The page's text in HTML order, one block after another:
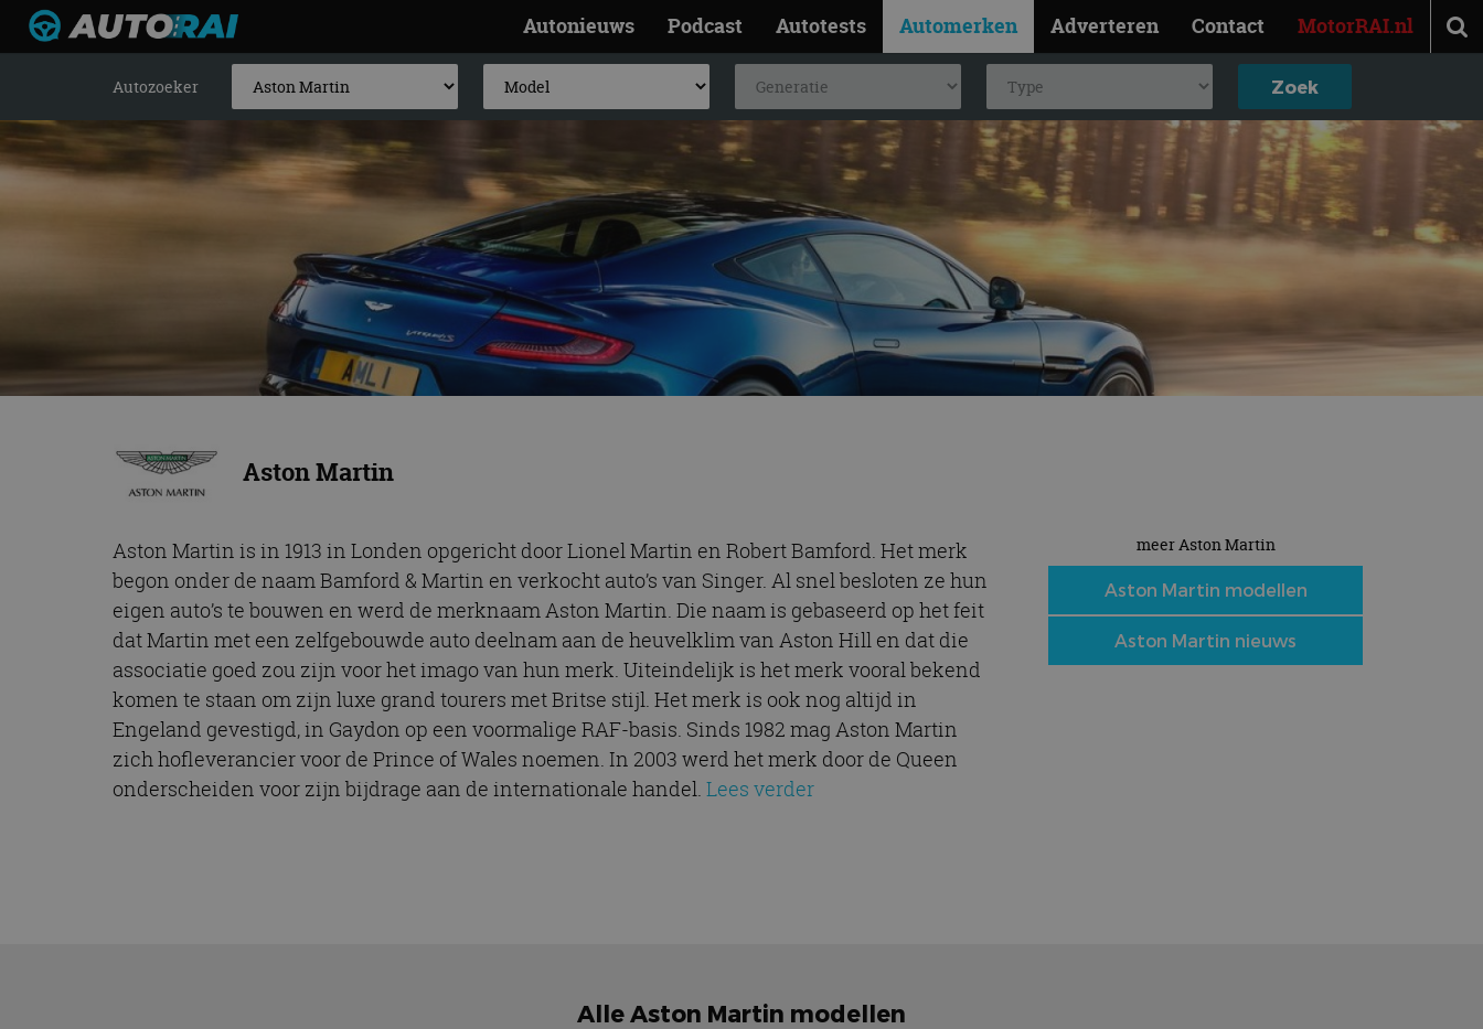
Autonieuws Podcast Autotests Automerken Adverteren Contact MotorRAI.nl
Autozoeker
Aston Martin
Aston Martin is in 1913 in Londen opgericht door Lionel Martin en Robert Bamford. Het merk
begon onder de naam Bamford & Martin en verkocht auto’s van Singer. Al snel besloten ze hun
eigen auto’s te bouwen en werd de merknaam Aston Martin. Die naam is gebaseerd op het feit
dat Martin met een zelfgebouwde auto deelnam aan de heuvelklim van Aston Hill en dat die
associatie goed zou zijn voor het imago van hun merk. Uiteindelijk is het merk vooral bekend
komen te staan om zijn luxe grand tourers met Britse stijl. Het merk is ook nog altijd in
Engeland gevestigd, in Gaydon op een voormalige RAF-basis. Sinds 1982 mag Aston Martin
zich hofleverancier voor de Prince of Wales noemen. In 2003 werd het merk door de Queen
onderscheiden voor zijn bijdrage aan de internationale handel. Lees verder
meer Aston Martin
Aston Martin modellen
Aston Martin nieuws
Alle Aston Martin modellen